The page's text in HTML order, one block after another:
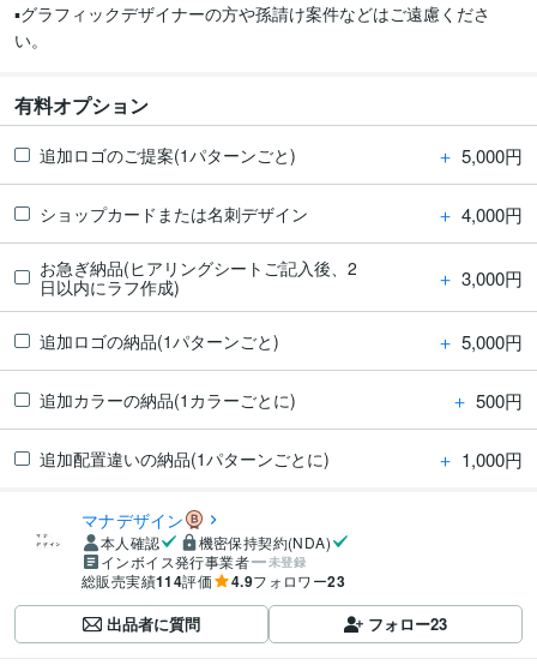
▪グラフィックデザイナーの方や孫請け案件などはご遠慮くださ
い。
有料オプション
追加ロゴのご提案(1パターンごと) ＋ 5,000円
ショップカードまたは名刺デザイン ＋ 4,000円
お急ぎ納品(ヒアリングシートご記入後、2
日以内にラフ作成)
＋ 3,000円
追加ロゴの納品(1パターンごと) ＋ 5,000円
追加カラーの納品(1カラーごとに) ＋ 500円
追加配置違いの納品(1パターンごとに) ＋ 1,000円
マナデザイン
本人確認
機密保持契約(NDA)
インボイス発行事業者
未登録
総販売実績114評価 4.9フォロワー23
出品者に質問 フォロー23